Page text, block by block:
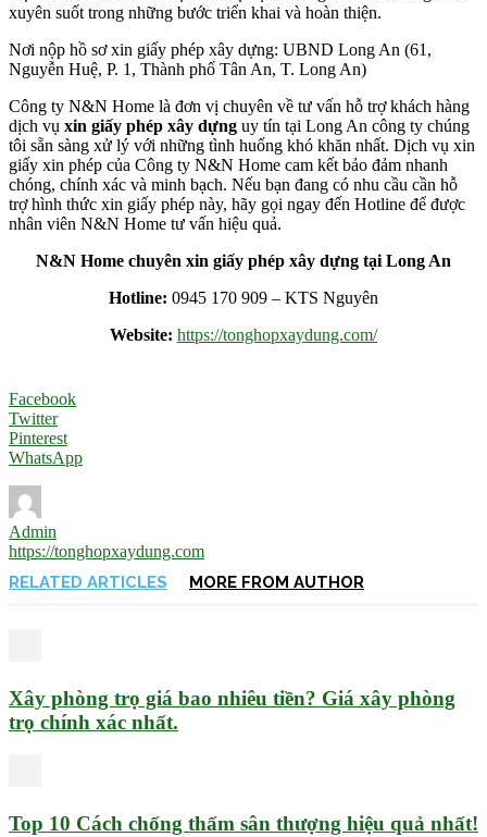
xuyên suốt trong những bước triển khai và hoàn thiện.
Nơi nộp hồ sơ xin giấy phép xây dựng: UBND Long An (61,
Nguyễn Huệ, P. 1, Thành phố Tân An, T. Long An)
Công ty N&N Home là đơn vị chuyên về tư vấn hỗ trợ khách hàng
dịch vụ xin giấy phép xây dựng uy tín tại Long An công ty chúng
tôi sẵn sàng xử lý với những tình huống khó khăn nhất. Dịch vụ xin
giấy xin phép của Công ty N&N Home cam kết bảo đảm nhanh
chóng, chính xác và minh bạch. Nếu bạn đang có nhu cầu cần hỗ
trợ hình thức xin giấy phép này, hãy gọi ngay đến Hotline để được
nhân viên N&N Home tư vấn hiệu quả.
N&N Home chuyên xin giấy phép xây dựng tại Long An
Hotline: 0945 170 909 – KTS Nguyên
Website: https://tonghopxaydung.com/
Facebook
Twitter
Pinterest
WhatsApp
Admin
https://tonghopxaydung.com
RELATED ARTICLES MORE FROM AUTHOR
Xây phòng trọ giá bao nhiêu tiền? Giá xây phòng
trọ chính xác nhất.
Top 10 Cách chống thấm sân thượng hiệu quả nhất!